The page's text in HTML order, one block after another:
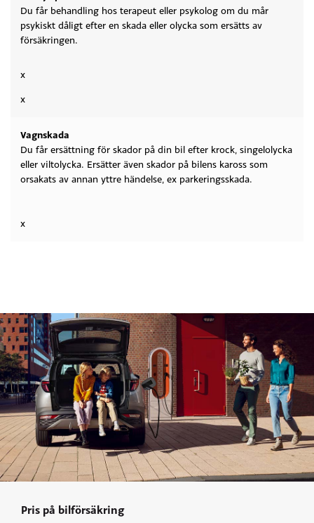
Du får behandling hos terapeut eller psykolog om du mår
psykiskt dåligt efter en skada eller olycka som ersätts av
försäkringen.
x
x
Vagnskada
Du får ersättning för skador på din bil efter krock, singelolycka
eller viltolycka. Ersätter även skador på bilens kaross som
orsakats av annan yttre händelse, ex parkeringsskada.
x
Pris på bilförsäkring